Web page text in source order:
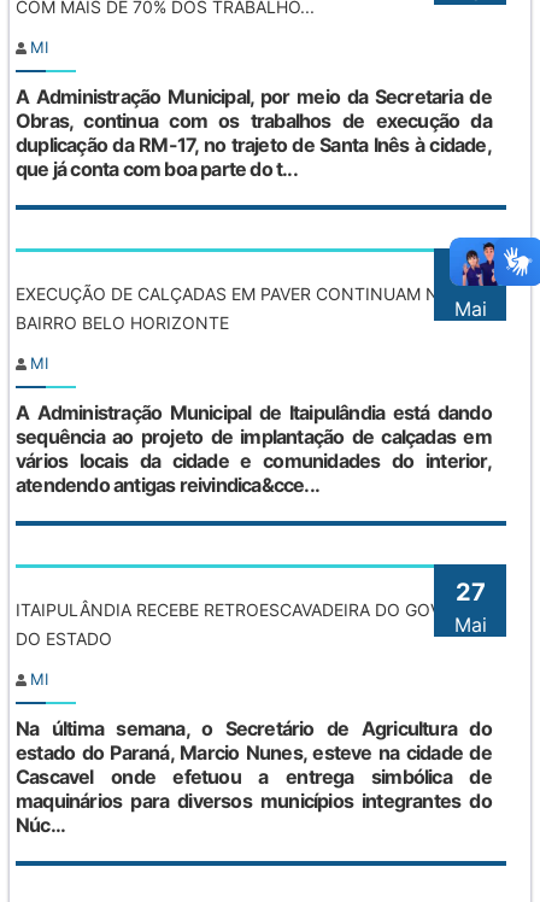
COM MAIS DE 70% DOS TRABALHO...
MI
A Administração Municipal, por meio da Secretaria de
Obras, continua com os trabalhos de execução da
duplicação da RM-17, no trajeto de Santa Inês à cidade,
que já conta com boa parte do t...
28
Mai
EXECUÇÃO DE CALÇADAS EM PAVER CONTINUAM NO
BAIRRO BELO HORIZONTE
MI
A Administração Municipal de Itaipulândia está dando
sequência ao projeto de implantação de calçadas em
vários locais da cidade e comunidades do interior,
atendendo antigas reivindica&cce...
27
Mai
ITAIPULÂNDIA RECEBE RETROESCAVADEIRA DO GOVERNO
DO ESTADO
MI
Na última semana, o Secretário de Agricultura do
estado do Paraná, Marcio Nunes, esteve na cidade de
Cascavel onde efetuou a entrega simbólica de
maquinários para diversos municípios integrantes do
Núc...